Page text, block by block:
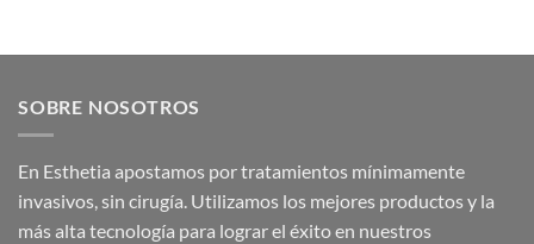
SOBRE NOSOTROS
En Esthetia apostamos por tratamientos mínimamente
invasivos, sin cirugía. Utilizamos los mejores productos y la
más alta tecnología para lograr el éxito en nuestros